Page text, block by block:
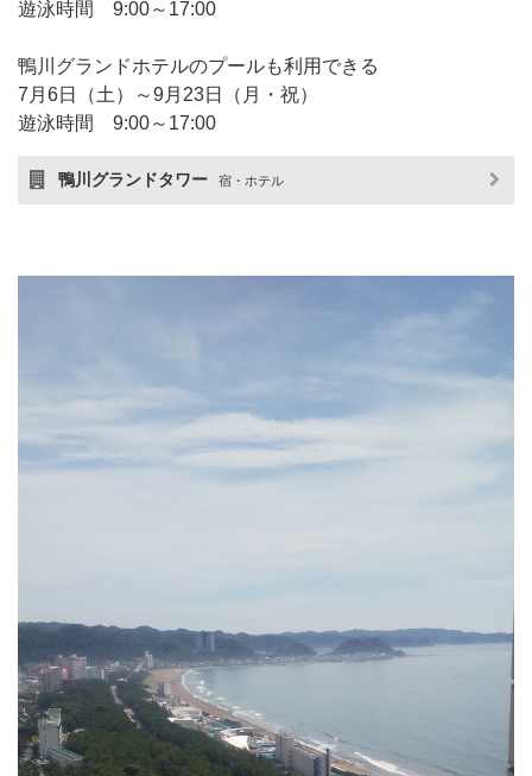
遊泳時間 9:00～17:00
鴨川グランドホテルのプールも利用できる
7月6日（土）～9月23日（月・祝）
遊泳時間 9:00～17:00
鴨川グランドタワー 宿・ホテル